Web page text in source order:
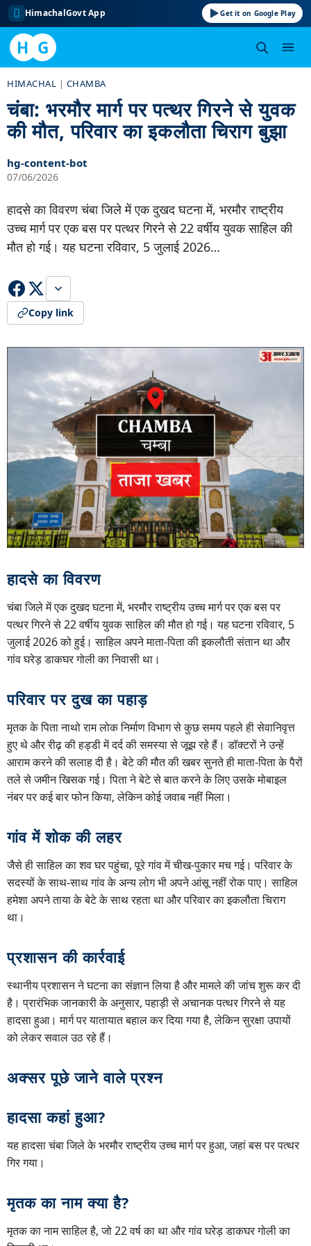
HimachalGovt App Get it on Google Play
H G
content
HIMACHAL | CHAMBA
चंबा: भरमौर मार्ग पर पत्थर गिरने से युवक
की मौत, परिवार का इकलौता चिराग बुझा
hg-content-bot
07/06/2026
हादसे का विवरण चंबा जिले में एक दुखद घटना में, भरमौर राष्ट्रीय
उच्च मार्ग पर एक बस पर पत्थर गिरने से 22 वर्षीय युवक साहिल की
मौत हो गई। यह घटना रविवार, 5 जुलाई 2026…
Copy link
हादसे का विवरण
चंबा जिले में एक दुखद घटना में, भरमौर राष्ट्रीय उच्च मार्ग पर एक बस पर
पत्थर गिरने से 22 वर्षीय युवक साहिल की मौत हो गई। यह घटना रविवार, 5
जुलाई 2026 को हुई। साहिल अपने माता-पिता की इकलौती संतान था और
गांव घरेड़ डाकघर गोली का निवासी था।
परिवार पर दुख का पहाड़
मृतक के पिता नाथो राम लोक निर्माण विभाग से कुछ समय पहले ही सेवानिवृत्त
हुए थे और रीढ़ की हड्डी में दर्द की समस्या से जूझ रहे हैं। डॉक्टरों ने उन्हें
आराम करने की सलाह दी है। बेटे की मौत की खबर सुनते ही माता-पिता के पैरों
तले से जमीन खिसक गई। पिता ने बेटे से बात करने के लिए उसके मोबाइल
नंबर पर कई बार फोन किया, लेकिन कोई जवाब नहीं मिला।
गांव में शोक की लहर
जैसे ही साहिल का शव घर पहुंचा, पूरे गांव में चीख-पुकार मच गई। परिवार के
सदस्यों के साथ-साथ गांव के अन्य लोग भी अपने आंसू नहीं रोक पाए। साहिल
हमेशा अपने ताया के बेटे के साथ रहता था और परिवार का इकलौता चिराग
था।
प्रशासन की कार्रवाई
स्थानीय प्रशासन ने घटना का संज्ञान लिया है और मामले की जांच शुरू कर दी
है। प्रारंभिक जानकारी के अनुसार, पहाड़ी से अचानक पत्थर गिरने से यह
हादसा हुआ। मार्ग पर यातायात बहाल कर दिया गया है, लेकिन सुरक्षा उपायों
को लेकर सवाल उठ रहे हैं।
अक्सर पूछे जाने वाले प्रश्न
हादसा कहां हुआ?
यह हादसा चंबा जिले के भरमौर राष्ट्रीय उच्च मार्ग पर हुआ, जहां बस पर पत्थर
गिर गया।
मृतक का नाम क्या है?
मृतक का नाम साहिल है, जो 22 वर्ष का था और गांव घरेड़ डाकघर गोली का